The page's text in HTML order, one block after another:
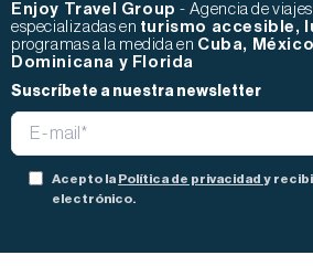
Enjoy Travel Group- Agencia de
especializadas en turismo accesible,
programas a la medida en Cuba,
Dominicana y Florida
Suscríbete a nuestra newsletter
Correo
electrónico
Consentimiento de privacidad
Acepto la Política de privacidad y
electrónico.